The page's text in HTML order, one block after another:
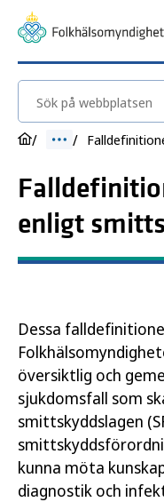
Sök på webbplatsen
enligt
Dessa
översiktlig och
sjukdomsfall som
smittskyddslagen
kunna möta
diagnostik och